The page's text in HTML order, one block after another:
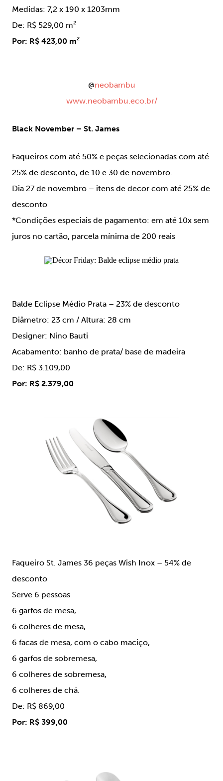
Medidas: 7,2 x 190 x 1203mm
De: R$ 529,00 m²
Por: R$ 423,00 m²
@neobambu
www.neobambu.eco.br/
Black November – St. James
Faqueiros com até 50% e peças selecionadas com até
25% de desconto, de 10 e 30 de novembro.
Dia 27 de novembro – itens de decor com até 25% de
desconto
*Condições especiais de pagamento: em até 10x sem
juros no cartão, parcela mínima de 200 reais
Balde Eclipse Médio Prata – 23% de desconto
Diâmetro: 23 cm / Altura: 28 cm
Designer: Nino Bauti
Acabamento: banho de prata/ base de madeira
De: R$ 3.109,00
Por: R$ 2.379,00
Faqueiro St. James 36 peças Wish Inox – 54% de
desconto
Serve 6 pessoas
6 garfos de mesa,
6 colheres de mesa,
6 facas de mesa, com o cabo maciço,
6 garfos de sobremesa,
6 colheres de sobremesa,
6 colheres de chá.
De: R$ 869,00
Por: R$ 399,00